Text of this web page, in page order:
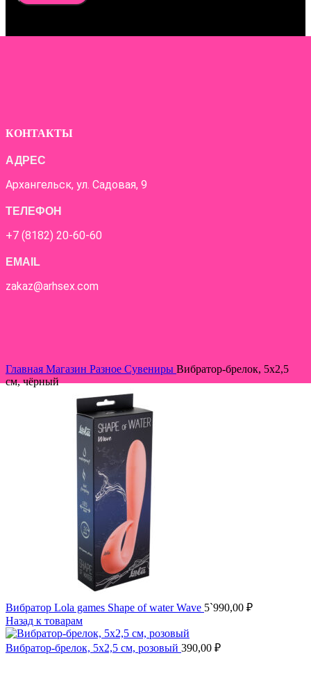
КОНТАКТЫ
АДРЕС
Архангельск, ул. Садовая, 9
ТЕЛЕФОН
+7 (8182) 20-60-60
EMAIL
zakaz@arhsex.com
Главная Магазин Разное Сувениры Вибратор-брелок, 5х2,5
см, чёрный
Вибратор Lola games Shape of water Wave 5`990,00 ₽
Назад к товарам
Вибратор-брелок, 5х2,5 см, розовый 390,00 ₽